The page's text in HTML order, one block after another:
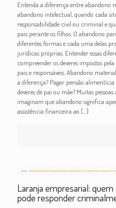
Entenda a diferença entre abandono
abandono intelectual, quando cada
responsabilidade civil ou criminal e
pais perante os filhos. O abandono
diferentes formas e cada uma delas
jurídicas próprias. Entender essas
compreender os deveres impostos
pais e responsáveis. Abandono
a diferença? Pagar pensão
deveres de pai ou mãe? Muitas
imaginam que abandono significa
assistência financeira ao […]
Laranja empresarial:
pode responder